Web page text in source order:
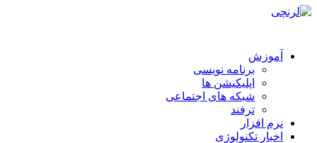
آموزش
برنامه نویسی
اپلیکیشن ها
شبکه های اجتماعی
ترفند
نرم افزار
اخبار تکنولوژی